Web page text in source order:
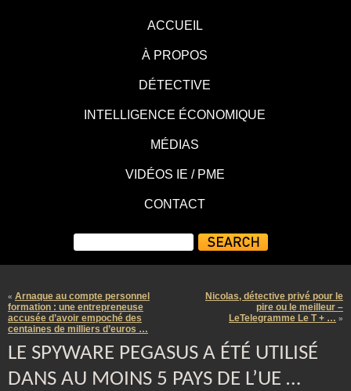
ACCUEIL
À PROPOS
DÉTECTIVE
INTELLIGENCE ÉCONOMIQUE
MÉDIAS
VIDÉOS IE / PME
CONTACT
« Arnaque au compte personnel
formation : une entrepreneuse
accusée d’avoir empoché des
centaines de milliers d’euros …
Nicolas, détective privé pour le
pire ou le meilleur –
LeTelegramme Le T + … »
LE SPYWARE PEGASUS A ÉTÉ UTILISÉ
DANS AU MOINS 5 PAYS DE L’UE …